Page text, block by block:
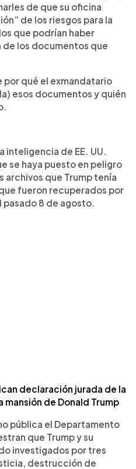
de que su oficina
de los riesgos para la
que podrían haber
los documentos que
por qué el exmandatario
esos documentos y quién
inteligencia de EE. UU.
se haya puesto en peligro
archivos que Trump tenía
fueron recuperados por
pasado 8 de agosto.
declaración jurada de la
mansión de Donald Trump
pública el Departamento
que Trump y su
investigados por tres
destrucción de